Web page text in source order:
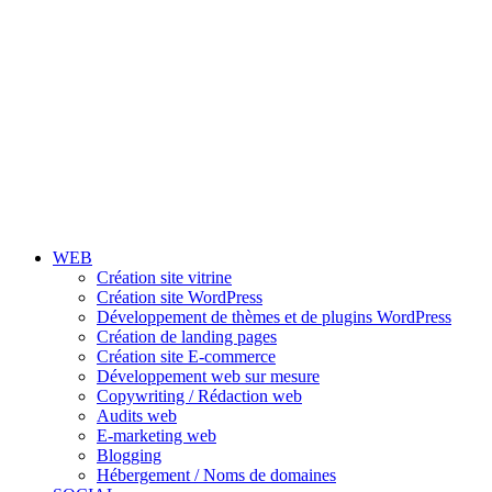
WEB
Création site vitrine
Création site WordPress
Développement de thèmes et de plugins WordPress
Création de landing pages
Création site E-commerce
Développement web sur mesure
Copywriting / Rédaction web
Audits web
E-marketing web
Blogging
Hébergement / Noms de domaines